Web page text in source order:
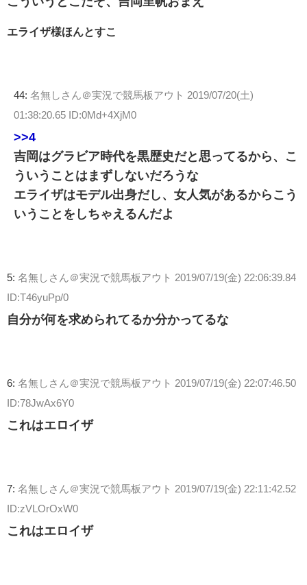
エライザ様ほんとすこ
44: 名無しさん＠実況で競馬板アウト 2019/07/20(土)
01:38:20.65 ID:0Md+4XjM0
>>4
吉岡はグラビア時代を黒歴史だと思ってるから、こ
ういうことはまずしないだろうな
エライザはモデル出身だし、女人気があるからこう
いうことをしちゃえるんだよ
5: 名無しさん＠実況で競馬板アウト 2019/07/19(金) 22:06:39.84
ID:T46yuPp/0
自分が何を求められてるか分かってるな
6: 名無しさん＠実況で競馬板アウト 2019/07/19(金) 22:07:46.50
ID:78JwAx6Y0
これはエロイザ
7: 名無しさん＠実況で競馬板アウト 2019/07/19(金) 22:11:42.52
ID:zVLOrOxW0
これはエロイザ